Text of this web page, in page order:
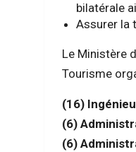
bilatérale
Assurer la
Le Ministère
Tourisme
(16)
(6)
(6)